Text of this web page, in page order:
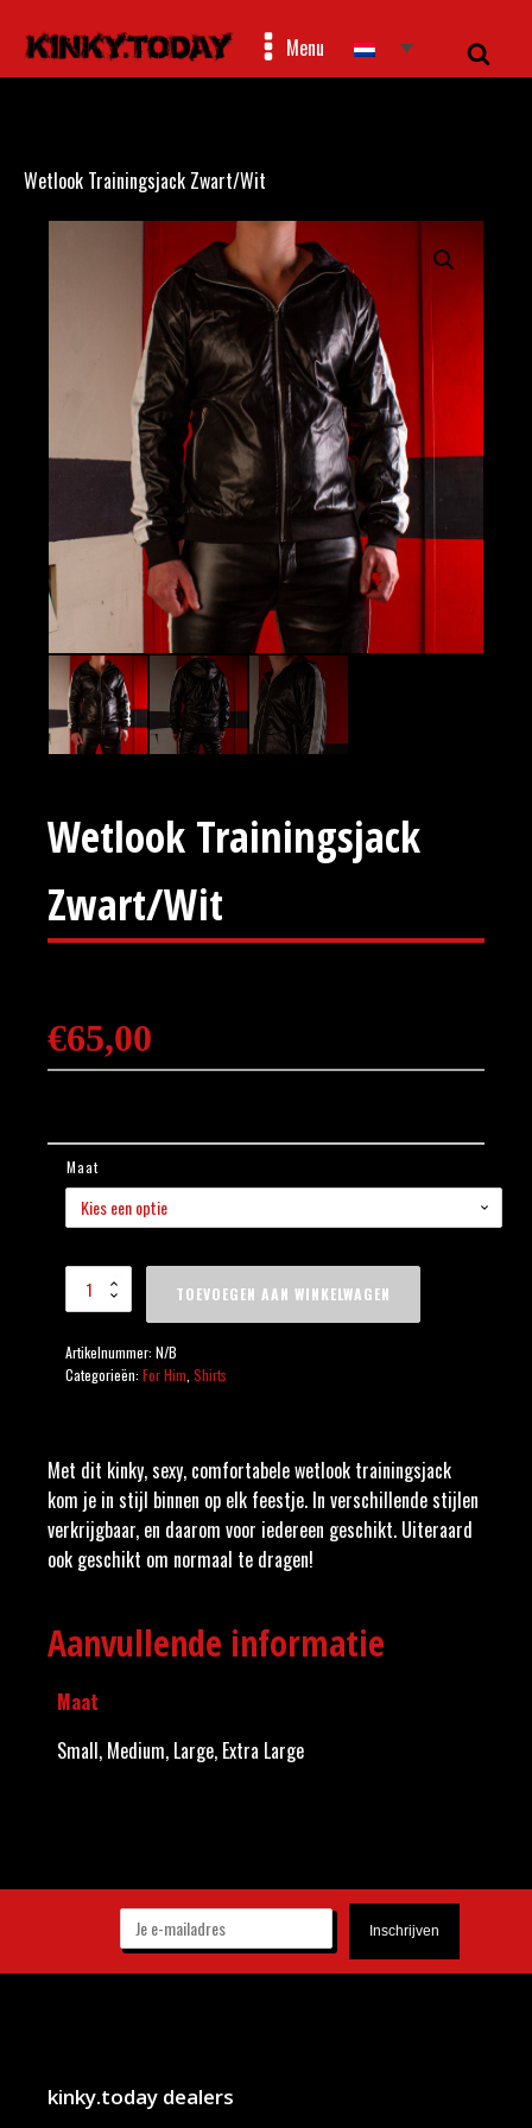
Menu
Wetlook Trainingsjack Zwart/Wit
Wetlook Trainingsjack
Zwart/Wit
€65,00
Maat
Wetlook Trainingsjack
Zwart/Wit aantal TOEVOEGEN AAN WINKELWAGEN
Artikelnummer: N/B
Categorieën: For Him Shirts
Met dit kinky, sexy, comfortabele wetlook trainingsjack
kom je in stijl binnen op elk feestje. In verschillende stijlen
verkrijgbaar, en daarom voor iedereen geschikt. Uiteraard
ook geschikt om normaal te dragen!
Aanvullende informatie
Maat
Small, Medium, Large, Extra Large
kinky.today dealers